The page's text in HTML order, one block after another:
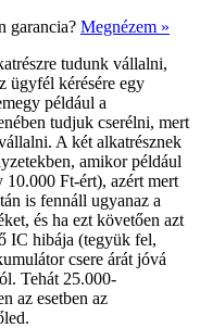
garancia? Megnézem »
tudunk vállalni,
ügyfél kérésére egy
például a
tudjuk cserélni, mert
A két alkatrésznek
amikor például
Ft-ért), azért mert
is fennáll ugyanaz a
és ha ezt követően azt
IC hibája (tegyük fel,
csere árát jóvá
Tehát 25.000-
az esetben az